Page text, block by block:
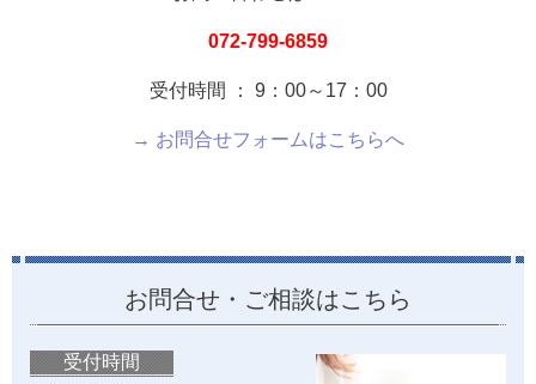
072-799-6859
受付時間 ： 9：00～17：00
→ お問合せフォームはこちらへ
お問合せ・ご相談はこちら
受付時間